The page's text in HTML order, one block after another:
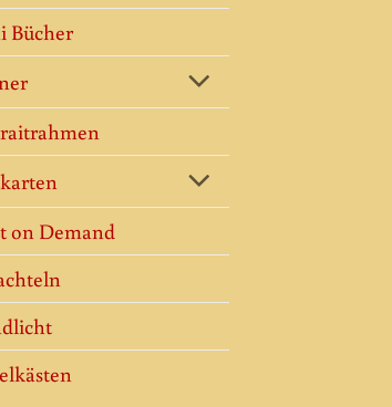
Bücher
on Demand